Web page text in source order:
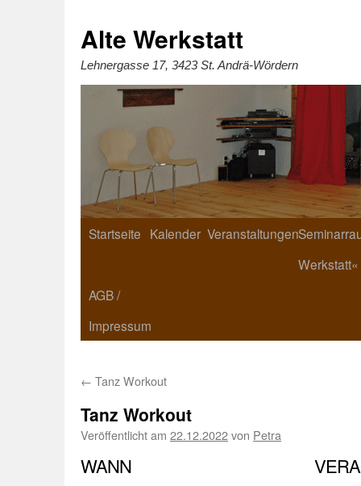
Alte Werkstatt
Lehnergasse 17, 3423 St. Andrä-Wördern
Startseite Kalender Veranstaltungen
Werkstatt«
AGB /
Impressum
← Tanz Workout
Tanz Workout
Veröffentlicht am 22.12.2022von Petra
WANN